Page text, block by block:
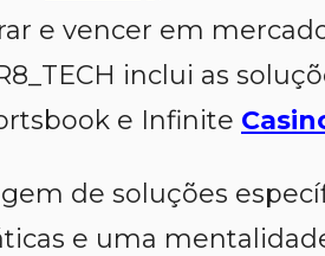
e vencer em
inclui as
e Infinite
de soluções
e uma